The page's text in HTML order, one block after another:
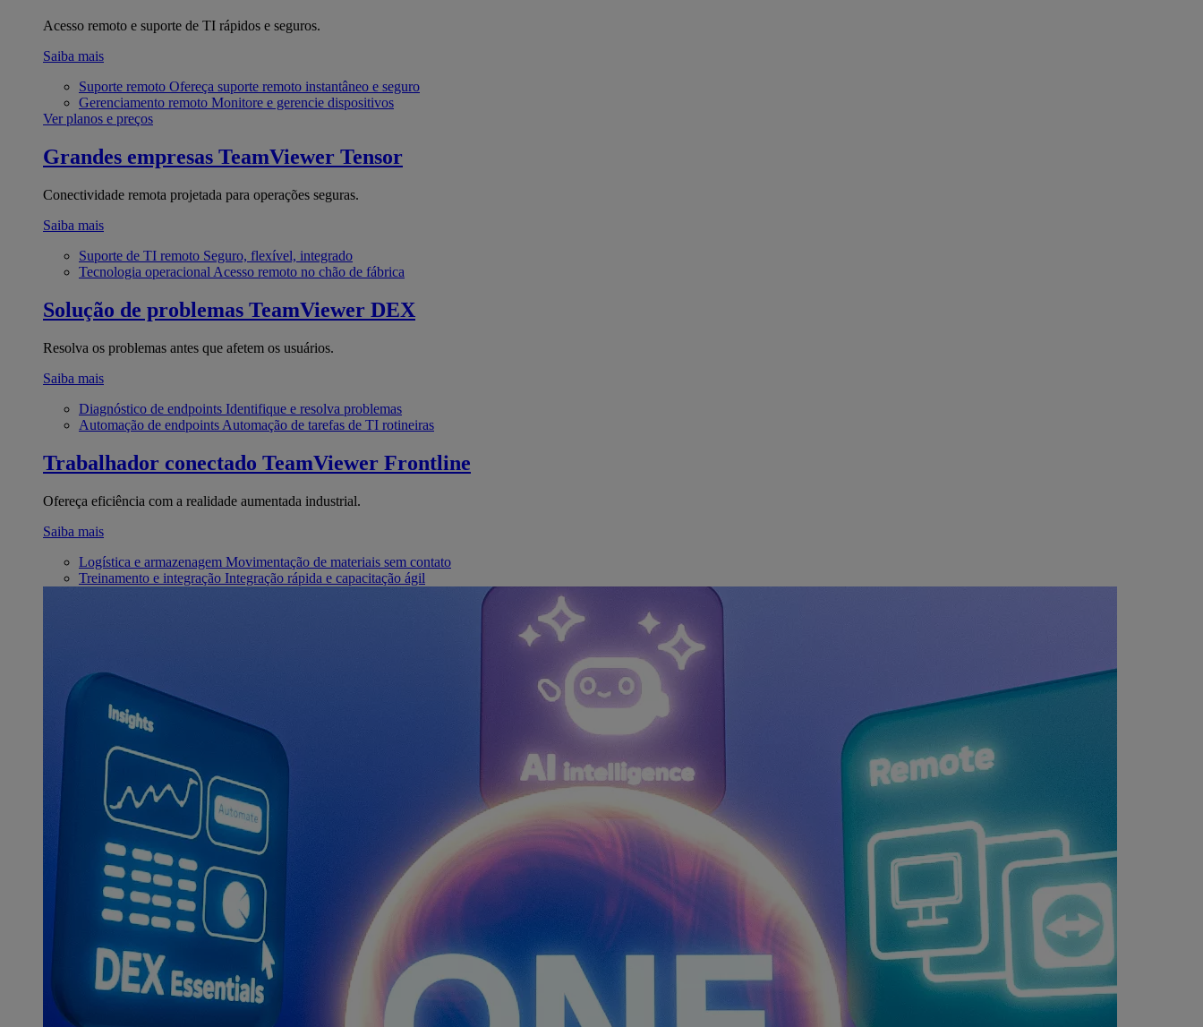
Acesso remoto e suporte de TI rápidos e seguros.
Saiba mais
Suporte remoto Ofereça suporte remoto instantâneo e seguro
Gerenciamento remoto Monitore e gerencie dispositivos
Ver planos e preços
Grandes empresas TeamViewer Tensor
Conectividade remota projetada para operações seguras.
Saiba mais
Suporte de TI remoto Seguro, flexível, integrado
Tecnologia operacional Acesso remoto no chão de fábrica
Solução de problemas TeamViewer DEX
Resolva os problemas antes que afetem os usuários.
Saiba mais
Diagnóstico de endpoints Identifique e resolva problemas
Automação de endpoints Automação de tarefas de TI rotineiras
Trabalhador conectado TeamViewer Frontline
Ofereça eficiência com a realidade aumentada industrial.
Saiba mais
Logística e armazenagem Movimentação de materiais sem contato
Treinamento e integração Integração rápida e capacitação ágil